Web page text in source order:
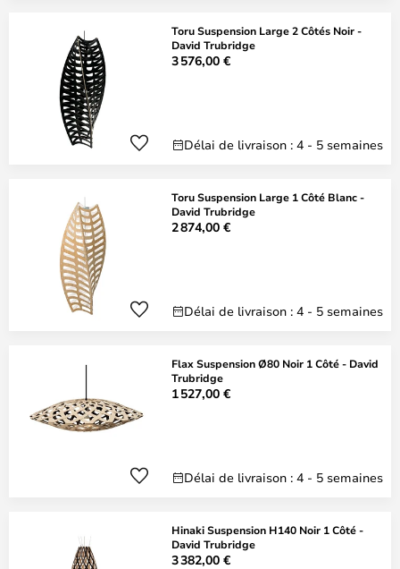
Toru Suspension Large 2 Côtés Noir -
David Trubridge
3 576,00 €
Délai de livraison : 4 - 5 semaines
Toru Suspension Large 1 Côté Blanc -
David Trubridge
2 874,00 €
Délai de livraison : 4 - 5 semaines
Flax Suspension Ø80 Noir 1 Côté - David
Trubridge
1 527,00 €
Délai de livraison : 4 - 5 semaines
Hinaki Suspension H140 Noir 1 Côté -
David Trubridge
3 382,00 €